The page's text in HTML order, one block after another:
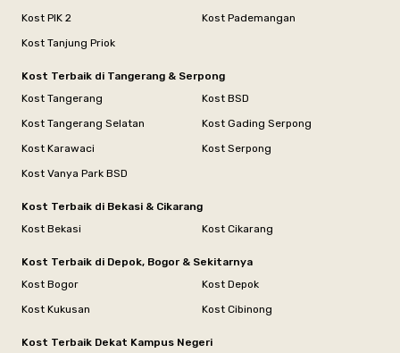
Kost PIK 2
Kost Pademangan
Kost Tanjung Priok
Kost Terbaik di Tangerang & Serpong
Kost Tangerang
Kost BSD
Kost Tangerang Selatan
Kost Gading Serpong
Kost Karawaci
Kost Serpong
Kost Vanya Park BSD
Kost Terbaik di Bekasi & Cikarang
Kost Bekasi
Kost Cikarang
Kost Terbaik di Depok, Bogor & Sekitarnya
Kost Bogor
Kost Depok
Kost Kukusan
Kost Cibinong
Kost Terbaik Dekat Kampus Negeri